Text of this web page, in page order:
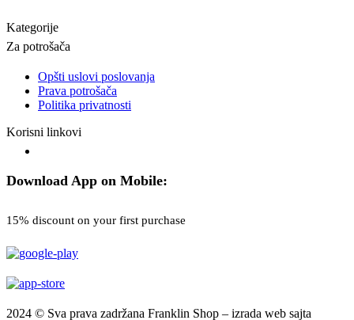
Kategorije
Za potrošača
Opšti uslovi poslovanja
Prava potrošača
Politika privatnosti
Korisni linkovi
Download App on Mobile:
15% discount on your first purchase
2024 © Sva prava zadržana Franklin Shop – izrada web sajta